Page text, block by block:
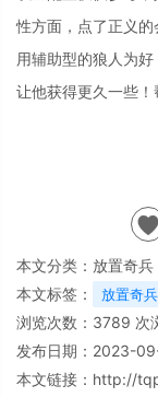
性方面，点了正义
用辅助型的狼人为
让他获得更久一些！
本文分类： 放置奇兵
本文标签：
放置奇兵
浏览次数： 3789 次
发布日期：2023-
本文链接： http://